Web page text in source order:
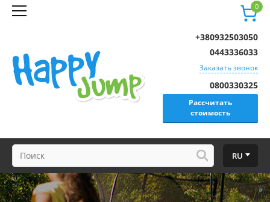
0
0800330325
Рассчитать
стоимость
+380932503050
0443336033
Заказать звонок
RU